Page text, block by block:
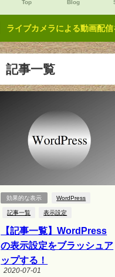
Top Blog
ライブカメラによる動画配
記事一覧
効果的な表示 WordPress
記事一覧 表示設定
【記事一覧】WordPress
の表示設定をブラッシュア
ップする！
2020-07-01